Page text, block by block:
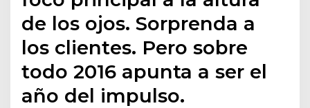
de los ojos. Sorprenda a
los clientes. Pero sobre
todo 2016 apunta a ser el
año del impulso.